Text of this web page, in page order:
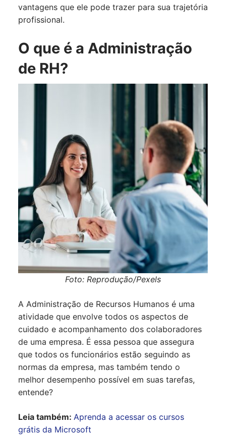
vantagens que ele pode trazer para sua trajetória
profissional.
O que é a Administração
de RH?
Foto: Reprodução/Pexels
A Administração de Recursos Humanos é uma
atividade que envolve todos os aspectos de
cuidado e acompanhamento dos colaboradores
de uma empresa. É essa pessoa que assegura
que todos os funcionários estão seguindo as
normas da empresa, mas também tendo o
melhor desempenho possível em suas tarefas,
entende?
Leia também: Aprenda a acessar os cursos
grátis da Microsoft